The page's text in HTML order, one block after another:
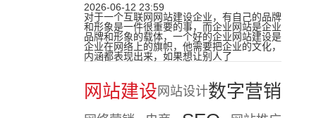
2026-06-12 23:59
对于一个互联网网站建设企业，有自己的品牌
和形象是一件很重要的事，而企业网站是企业
品牌和形象的载体，一个好的企业网站建设是
企业在网络上的旗帜，他需要把企业的文化，
内涵都表现出来，如果想让别人了
网站建设 网站设计数字营销